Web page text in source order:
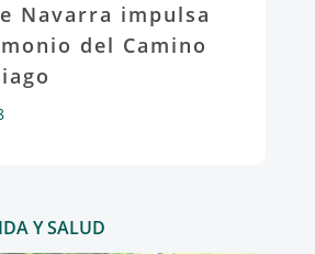
Navarra impulsa
del Camino
Y SALUD